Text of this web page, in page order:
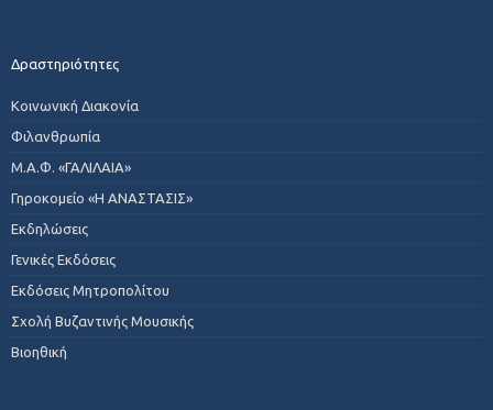
Δραστηριότητες
Κοινωνική Διακονία
Φιλανθρωπία
Μ.Α.Φ. «ΓΑΛΙΛΑΙΑ»
Γηροκομείο «Η ΑΝΑΣΤΑΣΙΣ»
Εκδηλώσεις
Γενικές Εκδόσεις
Εκδόσεις Μητροπολίτου
Σχολή Βυζαντινής Μουσικής
Βιοηθική